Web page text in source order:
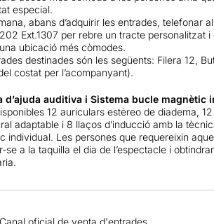
especial.
abans d’adquirir les entrades, telefonar
Ext.1307 per rebre un tracte personalitzat i
ubicació més còmodes.
destinades són les següents: Filera 12,
costat per l’acompanyant).
d’ajuda auditiva i Sistema bucle magnètic
12 auriculars estèreo de diadema,
adaptable i 8 llaços d’inducció amb la
individual. Les persones que requereixin
se a la taquilla el dia de l’espectacle i
Canal oficial de venta d'entrades